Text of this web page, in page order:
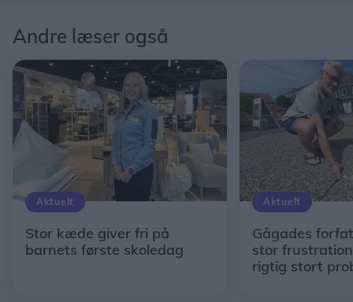
Andre læser også
Aktuelt
Stor kæde giver fri på
barnets første skoledag
Aktuelt
Gågades
stor
rigtig stort